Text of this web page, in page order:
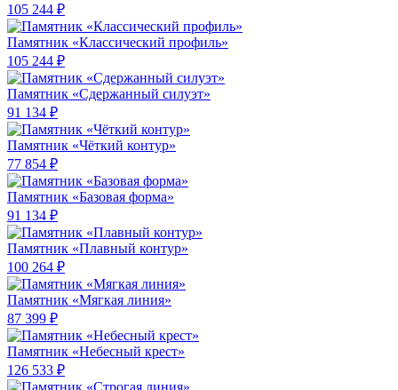
105 244 ₽
Памятник «Классический профиль»
105 244 ₽
Памятник «Сдержанный силуэт»
91 134 ₽
Памятник «Чёткий контур»
77 854 ₽
Памятник «Базовая форма»
91 134 ₽
Памятник «Плавный контур»
100 264 ₽
Памятник «Мягкая линия»
87 399 ₽
Памятник «Небесный крест»
126 533 ₽